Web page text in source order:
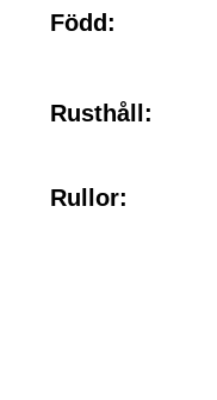
Född:
Rusthåll:
Rullor: